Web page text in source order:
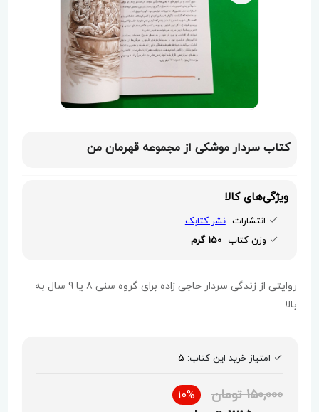
کتاب سردار موشکی از مجموعه قهرمان من
ویژگی‌های کالا
انتشارات نشر کتابک
وزن کتاب 150 گرم
روایتی از زندگی سردار حاجی زاده برای گروه سنی 8 یا 9 سال به
بالا
امتیاز خرید این کتاب: 5
150,000 تومان 10%